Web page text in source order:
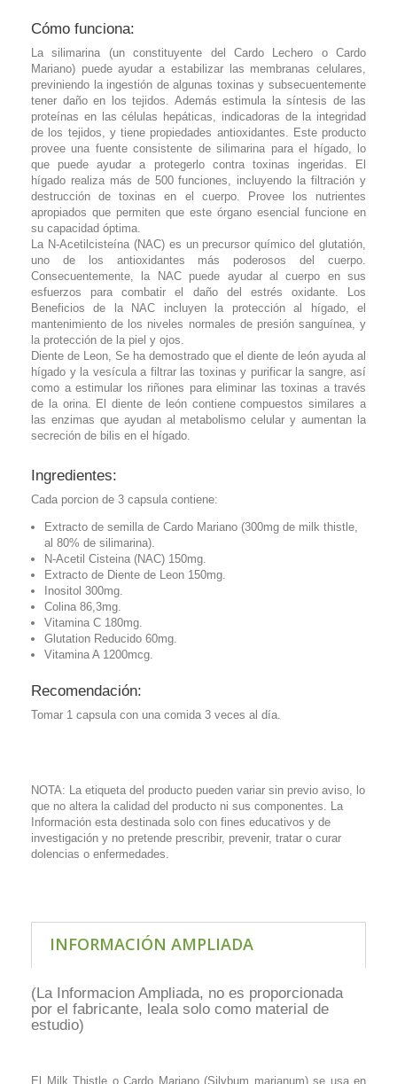
Cómo funciona:
La silimarina (un constituyente del Cardo Lechero o Cardo
Mariano) puede ayudar a estabilizar las membranas celulares,
previniendo la ingestión de algunas toxinas y subsecuentemente
tener daño en los tejidos. Además estimula la síntesis de las
proteínas en las células hepáticas, indicadoras de la integridad
de los tejidos, y tiene propiedades antioxidantes. Este producto
provee una fuente consistente de silimarina para el hígado, lo
que puede ayudar a protegerlo contra toxinas ingeridas. El
hígado realiza más de 500 funciones, incluyendo la filtración y
destrucción de toxinas en el cuerpo. Provee los nutrientes
apropiados que permiten que este órgano esencial funcione en
su capacidad óptima.
La N-Acetilcisteína (NAC) es un precursor químico del glutatión,
uno de los antioxidantes más poderosos del cuerpo.
Consecuentemente, la NAC puede ayudar al cuerpo en sus
esfuerzos para combatir el daño del estrés oxidante. Los
Beneficios de la NAC incluyen la protección al hígado, el
mantenimiento de los niveles normales de presión sanguínea, y
la protección de la piel y ojos.
Diente de Leon, Se ha demostrado que el diente de león ayuda al
hígado y la vesícula a filtrar las toxinas y purificar la sangre, así
como a estimular los riñones para eliminar las toxinas a través
de la orina. El diente de león contiene compuestos similares a
las enzimas que ayudan al metabolismo celular y aumentan la
secreción de bilis en el hígado.
Ingredientes:
Cada porcion de 3 capsula contiene:
Extracto de semilla de Cardo Mariano (300mg de milk thistle,
al 80% de silimarina).
N-Acetil Cisteina (NAC) 150mg.
Extracto de Diente de Leon 150mg.
Inositol 300mg.
Colina 86,3mg.
Vitamina C 180mg.
Glutation Reducido 60mg.
Vitamina A 1200mcg.
Recomendación:
Tomar 1 capsula con una comida 3 veces al día.
NOTA: La etiqueta del producto pueden variar sin previo aviso, lo
que no altera la calidad del producto ni sus componentes. La
Información esta destinada solo con fines educativos y de
investigación y no pretende prescribir, prevenir, tratar o curar
dolencias o enfermedades.
INFORMACIÓN AMPLIADA
(La Informacion Ampliada, no es proporcionada
por el fabricante, leala solo como material de
estudio)
El Milk Thistle o Cardo Mariano (Silybum marianum) se usa en